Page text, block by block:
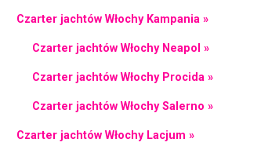
Czarter jachtów Włochy Kampania »
Czarter jachtów Włochy Neapol »
Czarter jachtów Włochy Procida »
Czarter jachtów Włochy Salerno »
Czarter jachtów Włochy Lacjum »